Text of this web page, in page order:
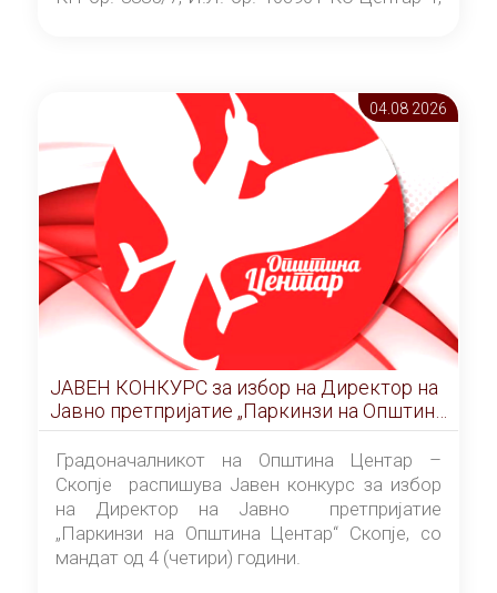
Скопје” број 9/2026), за времетраење од 3
(три) години од денот на потпишувањето на
Договорот за закуп со најповолниот
понудувач.
04.08 2026
ЈАВЕН КОНКУРС за избор на Директор на
Јавно претпријатие „Паркинзи на Општина
Центар“ – Скопје
Градоначалникот на Општина Центар –
Скопје распишува Јавен конкурс за избор
на Директор на Јавно претпријатие
„Паркинзи на Општина Центар“ Скопје, со
мандат од 4 (четири) години.